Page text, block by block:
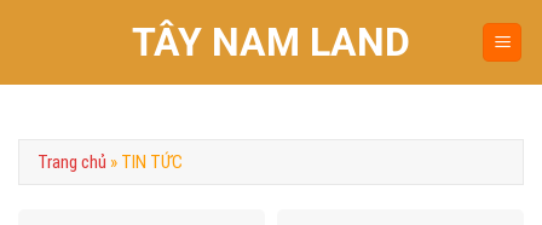
TÂY NAM LAND
Trang chủ » TIN TỨC